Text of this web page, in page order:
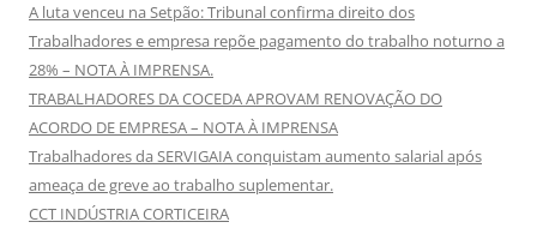
A luta venceu na Setpão: Tribunal confirma direito dos
Trabalhadores e empresa repõe pagamento do trabalho noturno a
28% – NOTA À IMPRENSA.
TRABALHADORES DA COCEDA APROVAM RENOVAÇÃO DO
ACORDO DE EMPRESA – NOTA À IMPRENSA
Trabalhadores da SERVIGAIA conquistam aumento salarial após
ameaça de greve ao trabalho suplementar.
CCT INDÚSTRIA CORTICEIRA